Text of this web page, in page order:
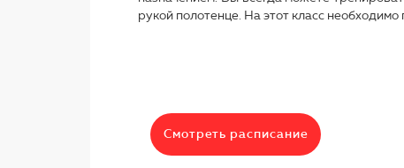
рукой полотенце. На этот класс
Смотреть расписание